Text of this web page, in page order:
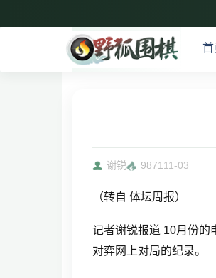
首
谢锐 9871 11-03
（转自 体坛周报）
记者谢锐报道 10月份的
对弈网上对局的纪录。